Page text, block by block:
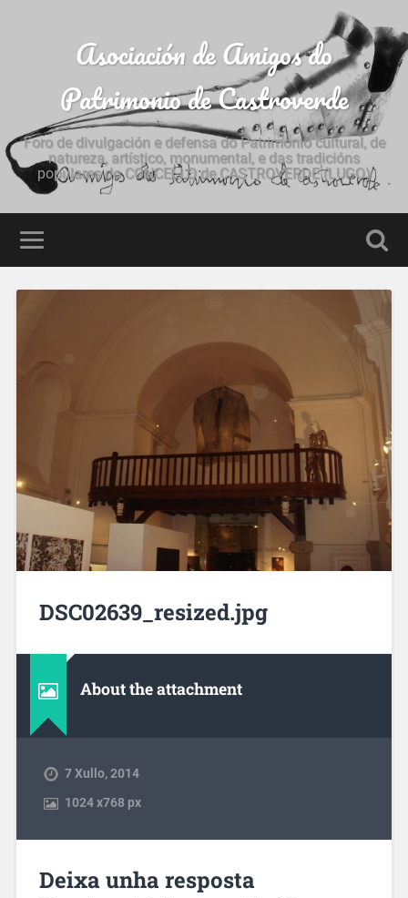
Asociación de Amigos do
Patrimonio de Castroverde
Foro de divulgación e defensa do Patrimonio cultural, de
natureza, artístico, monumental, e das tradicións
populares do CONCELLO de CASTROVERDE (LUGO)
DSC02639_resized.jpg
About the attachment
7 Xullo, 2014
1024x768 px
Deixa unha resposta